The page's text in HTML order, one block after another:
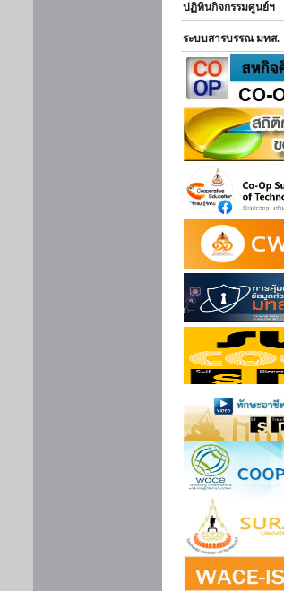
ปฏิทินกิจกรรมศูนย์ฯ
ระบบสารบรรณ มทส.